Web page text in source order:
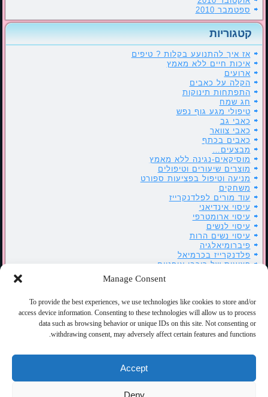
Manage Consent
To provide the best experiences, we use technologies like cookies to store and/or
access device information. Consenting to these technologies will allow us to process
data such as browsing behavior or unique IDs on this site. Not consenting or
withdrawing consent, may adversely affect certain features and functions.
Accept
Deny
ספטמבר 2010
קטגוריות
אז איך להתנועע בקלות ? טיפים
איכות חיים ללא מאמץ
ארועים
הקלה על כאבים
התפתחות תינוקות
חג שמח
טיפולי מגע גוף נפש
כאבי גב
כאבי צוואר
כאבים בכתף
מבצעים…
מוסיקאים-נגינה ללא מאמץ
מוצרים שיעורים וטיפולים
מניעה וטיפול בפציעות ספורט
משחקים
עוד מורים לפלדנקרייז
עיסוי אינדיאני
עיסוי ארומטרפי
עיסוי לנשים
עיסוי נשים הרות
פיברומיאלגיה
פלדנקרייז בכרמיאל
פציעות של רוכבי אופניים
שיעורי פלדנקרייז במגע – FI
שרים פלדנקרייז
תאור מקרה